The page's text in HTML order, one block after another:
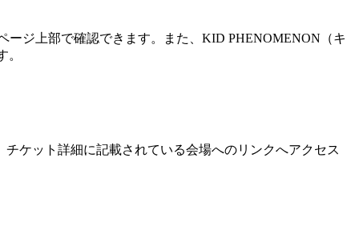
ジ上部で確認できます。また、KID PHENOMENON（キ
ケット詳細に記載されている会場へのリンクへアクセス